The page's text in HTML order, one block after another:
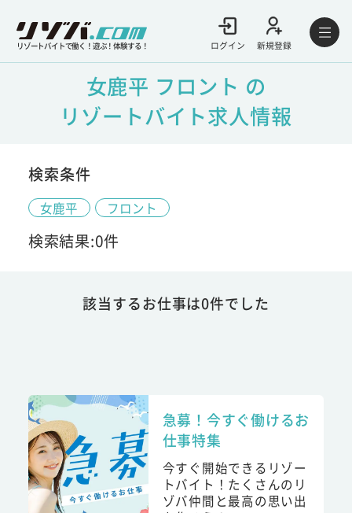
リゾートバイトで働く！遊ぶ！体験する！ ログイン 新規登録
女鹿平 フロント の
リゾートバイト求人情報
検索条件
女鹿平 フロント
検索結果:0件
該当するお仕事は0件でした
急募！今すぐ働けるお
仕事特集
今すぐ開始できるリゾー
トバイト！たくさんのリ
ゾバ仲間と最高の思い出